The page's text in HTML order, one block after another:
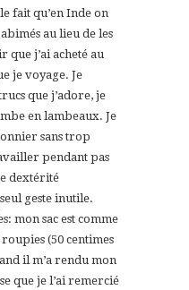
fait qu’en Inde on
au lieu de les
que j’ai acheté au
je voyage. Je
que j’adore, je
en lambeaux. Je
sans trop
pendant pas
dextérité
geste inutile.
mon sac est comme
(50 centimes
il m’a rendu mon
que je l’ai remercié